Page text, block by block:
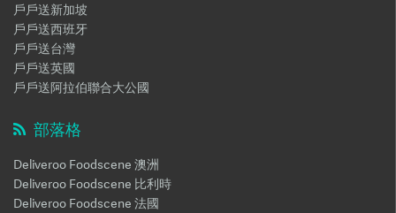
戶戶送新加坡
戶戶送西班牙
戶戶送台灣
戶戶送英國
戶戶送阿拉伯聯合大公國
部落格
Deliveroo Foodscene 澳洲
Deliveroo Foodscene 比利時
Deliveroo Foodscene 法國